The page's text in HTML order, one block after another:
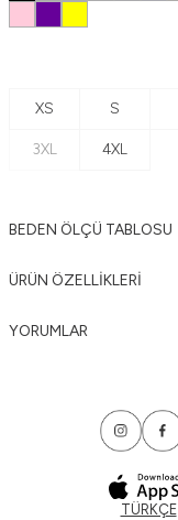
XS S
3XL 4XL
BEDEN ÖLÇÜ TABLOSU
ÜRÜN ÖZELLIKLERI
YORUMLAR
TÜRKÇE